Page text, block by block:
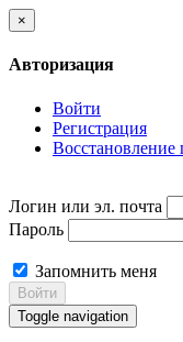
×
Авторизация
Войти
Регистрация
Восстановление
Логин или эл. почта
Пароль
Запомнить меня
Войти
Toggle navigation